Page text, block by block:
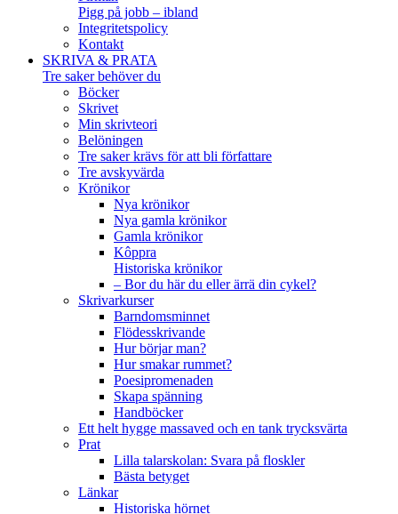
Pigg på jobb – ibland
Integritetspolicy
Kontakt
SKRIVA & PRATA
Tre saker behöver du
Böcker
Skrivet
Min skrivteori
Belöningen
Tre saker krävs för att bli författare
Tre avskyvärda
Krönikor
Nya krönikor
Nya gamla krönikor
Gamla krönikor
Kôppra
Historiska krönikor
– Bor du här du eller ärrä din cykel?
Skrivarkurser
Barndomsminnet
Flödesskrivande
Hur börjar man?
Hur smakar rummet?
Poesipromenaden
Skapa spänning
Handböcker
Ett helt hygge massaved och en tank trycksvärta
Prat
Lilla talarskolan: Svara på floskler
Bästa betyget
Länkar
Historiska hörnet